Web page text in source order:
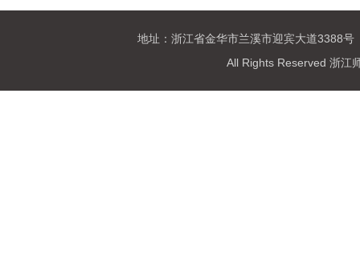
地址：浙江省金华市兰溪市迎宾大道
All Rights Reserved 浙